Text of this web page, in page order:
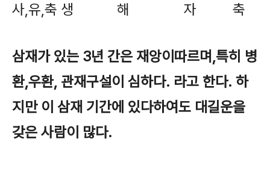
사,유,축 생 해 자 축
삼재가 있는 3년 간은 재앙이따르며,특히 병
환,우환, 관재구설이 심하다. 라고 한다. 하
지만 이 삼재 기간에 있다하여도 대길운을
갖은 사람이 많다.